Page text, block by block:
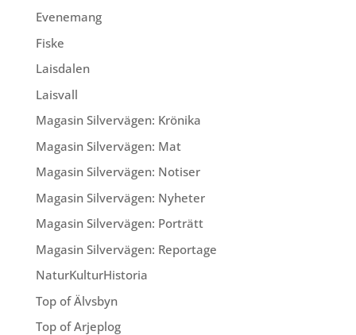
Evenemang
Fiske
Laisdalen
Laisvall
Magasin Silvervägen: Krönika
Magasin Silvervägen: Mat
Magasin Silvervägen: Notiser
Magasin Silvervägen: Nyheter
Magasin Silvervägen: Porträtt
Magasin Silvervägen: Reportage
NaturKulturHistoria
Top of Älvsbyn
Top of Arjeplog